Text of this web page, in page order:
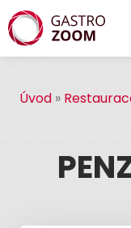
Úvod »